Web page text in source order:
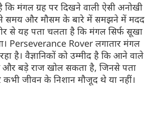
कि मंगल ग्रह पर दिखने वाली ऐसी अनोखी
समय और मौसम के बारे में समझने में मदद
से यह पता चलता है कि मंगल सिर्फ सूखा
Perseverance Rover लगातार मंगल
है। वैज्ञानिकों को उम्मीद है कि आने वाले
और बड़े राज खोल सकता है, जिनसे पता
जीवन के निशान मौजूद थे या नहीं।